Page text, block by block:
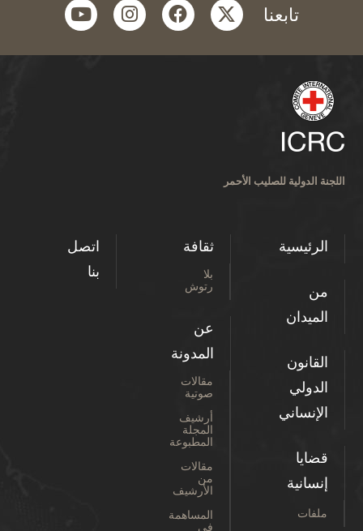
تابعنا twitter
facebook
instagram
youtube
اللجنة الدولية للصليب الأحمر
الرئيسية
من
الميدان
القانون
الدولي
الإنساني
قضايا
إنسانية
ملفات
ثقافة
بلا
رتوش
عن
المدونة
مقالات
صوتية
أرشيف
المجلة
المطبوعة
مقالات
من
الأرشيف
المساهمة
في
اتصل
بنا